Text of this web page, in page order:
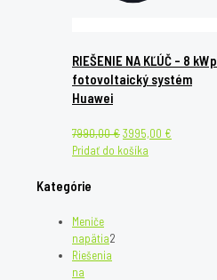
RIEŠENIE NA KĽÚČ – 8 kWp
fotovoltaický systém
Huawei
7990,00€Original
price
3995,00 €
Pridať do košíka
Kategórie
Meniče
napätia2
2
produkty
Riešenia
na